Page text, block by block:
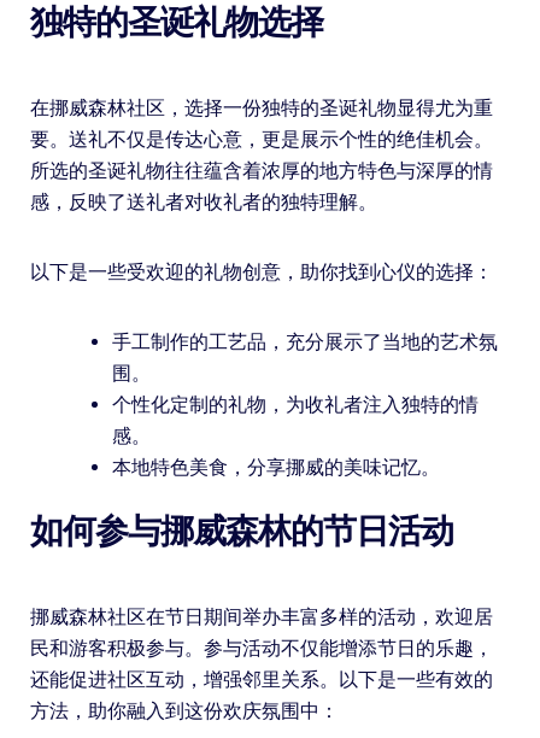
独特的圣诞礼物选择
在挪威森林社区，选择一份独特的圣诞礼物显得尤为重
要。送礼不仅是传达心意，更是展示个性的绝佳机会。
所选的圣诞礼物往往蕴含着浓厚的地方特色与深厚的情
感，反映了送礼者对收礼者的独特理解。
以下是一些受欢迎的礼物创意，助你找到心仪的选择：
手工制作的工艺品，充分展示了当地的艺术氛
围。
个性化定制的礼物，为收礼者注入独特的情
感。
本地特色美食，分享挪威的美味记忆。
如何参与挪威森林的节日活动
挪威森林社区在节日期间举办丰富多样的活动，欢迎居
民和游客积极参与。参与活动不仅能增添节日的乐趣，
还能促进社区互动，增强邻里关系。以下是一些有效的
方法，助你融入到这份欢庆氛围中：